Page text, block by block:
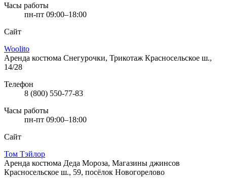
Часы работы
пн-пт 09:00–18:00
Сайт
Woolito
Аренда костюма Снегурочки, Трикотаж Красносельское ш.,
14/28
Телефон
8 (800) 550-77-83
Часы работы
пн-пт 09:00–18:00
Сайт
Том Тэйлор
Аренда костюма Деда Мороза, Магазины джинсов
Красносельское ш., 59, посёлок Новогорелово